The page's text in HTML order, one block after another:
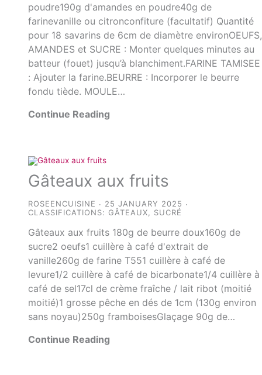
poudre190g d'amandes en poudre40g de
farinevanille ou citronconfiture (facultatif) Quantité
pour 18 savarins de 6cm de diamètre environOEUFS,
AMANDES et SUCRE : Monter quelques minutes au
batteur (fouet) jusqu’à blanchiment.FARINE TAMISEE
: Ajouter la farine.BEURRE : Incorporer le beurre
fondu tiède. MOULE…
Continue Reading
Gâteaux aux fruits
ROSEENCUISINE
25 JANUARY 2025
CLASSIFICATIONS:GÂTEAUX SUCRÉ
Gâteaux aux fruits 180g de beurre doux160g de
sucre2 oeufs1 cuillère à café d'extrait de
vanille260g de farine T551 cuillère à café de
levure1/2 cuillère à café de bicarbonate1/4 cuillère à
café de sel17cl de crème fraîche / lait ribot (moitié
moitié)1 grosse pêche en dés de 1cm (130g environ
sans noyau)250g framboisesGlaçage 90g de…
Continue Reading